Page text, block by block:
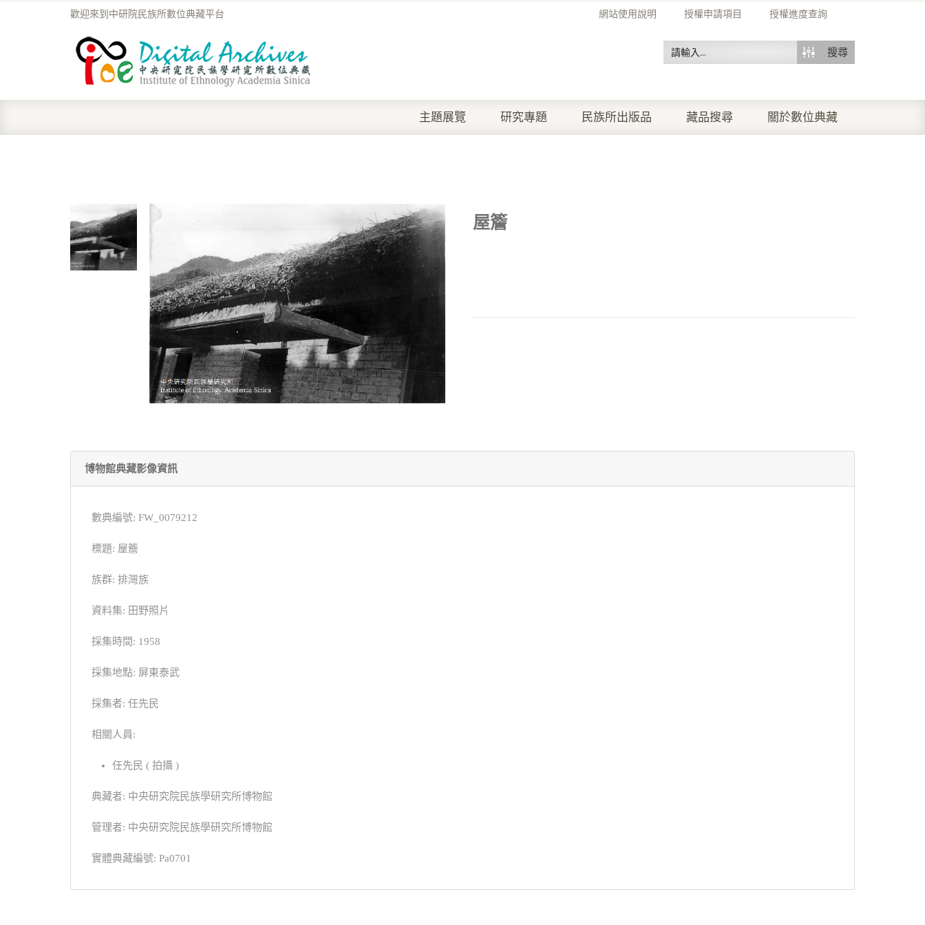
網站使用說明 授權申請項目 授權進度查詢
歡迎來到中研院民族所數位典藏平台
搜尋
主題展覽 研究專題 民族所出版品 藏品搜尋 關於數位典藏
屋簷
博物館典藏影像資訊
數典編號: FW_0079212
標題: 屋簷
族群: 排灣族
資料集: 田野照片
採集時間: 1958
採集地點: 屏東泰武
採集者: 任先民
相關人員:
任先民 ( 拍攝 )
典藏者: 中央研究院民族學研究所博物館
管理者: 中央研究院民族學研究所博物館
實體典藏編號: Pa0701